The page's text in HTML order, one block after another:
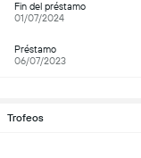
Fin del préstamo
01/07/2024
Préstamo
06/07/2023
Trofeos